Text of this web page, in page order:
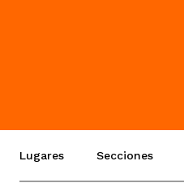
Lugares Secciones